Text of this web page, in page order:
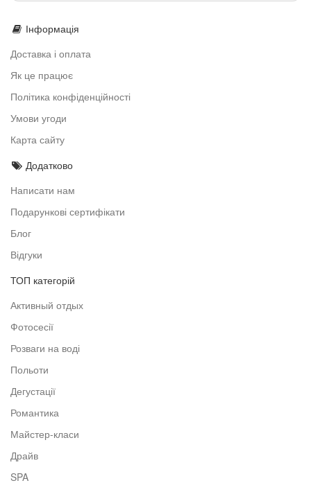
Інформація
Доставка і оплата
Як це працює
Політика конфіденційності
Умови угоди
Карта сайту
Додатково
Написати нам
Подарункові сертифікати
Блог
Відгуки
ТОП категорій
Активный отдых
Фотосесії
Розваги на воді
Польоти
Дегустації
Романтика
Майстер-класи
Драйв
SPA